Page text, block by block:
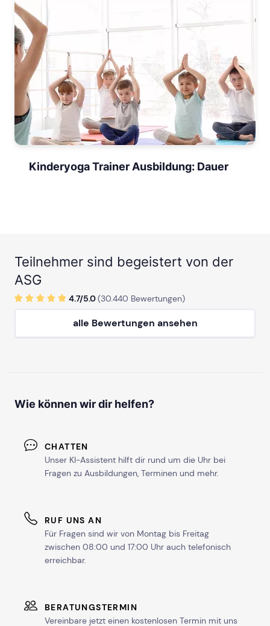
Kinderyoga Trainer Ausbildung: Dauer
Teilnehmer sind begeistert von der
ASG
4.7/5.0(30.440 Bewertungen)
alle Bewertungen ansehen
Wie können wir dir helfen?
CHATTEN
Unser KI-Assistent hilft dir rund um die Uhr bei
Fragen zu Ausbildungen, Terminen und mehr.
RUF UNS AN
Für Fragen sind wir von Montag bis Freitag
zwischen 08:00 und 17:00 Uhr auch telefonisch
erreichbar.
BERATUNGSTERMIN
Vereinbare jetzt einen kostenlosen Termin mit uns